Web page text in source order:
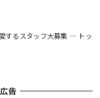
するスタッフ大募集 ― トッ
告